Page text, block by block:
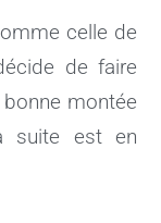
celle de
de faire
montée
suite est en